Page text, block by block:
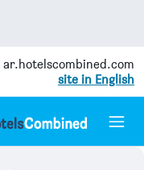
ar.hotelscombined.com
site in English